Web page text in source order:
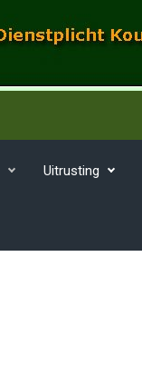
Uitrusting